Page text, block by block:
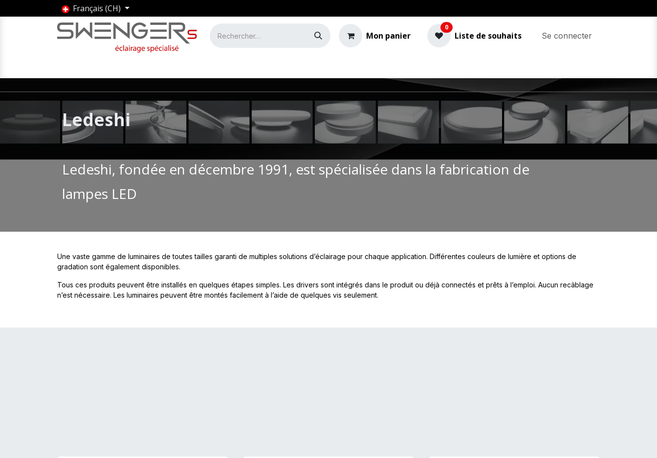
Se rendre au contenu
Français (CH)
Mon panier
0
Liste de souhaits Se connecter
Ledeshi
Ledeshi, fondée en décembre 1991, est spécialisée dans la fabrication de
lampes LED
Une vaste gamme de luminaires de toutes tailles garanti de multiples solutions d’éclairage pour chaque application. Différentes couleurs de lumière et options de
gradation sont également disponibles.
Tous ces produits peuvent être installés en quelques étapes simples. Les drivers sont intégrés dans le produit ou déjà connectés et prêts à l’emploi. Aucun recâblage
n’est nécessaire. Les luminaires peuvent être montés facilement à l’aide de quelques vis seulement.